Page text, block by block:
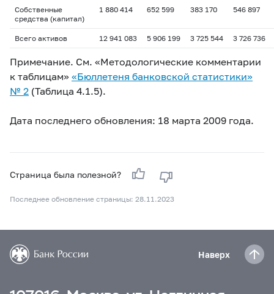
Собственные
средства (капитал)
1 880 414 652 599 383 170 546 897
Всего активов 12 941 083 5 906 199 3 725 544 3 726 736
Примечание. См. «Методологические комментарии
к таблицам» «Бюллетеня банковской статистики»
№ 2 (Таблица 4.1.5).
Дата последнего обновления: 18 марта 2009 года.
Страница была полезной?
Последнее обновление страницы: 28.11.2023
Наверх